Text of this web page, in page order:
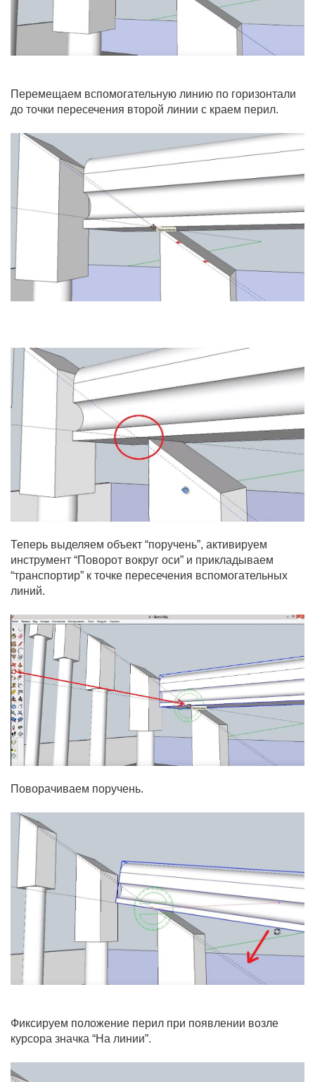
Перемещаем вспомогательную линию по горизонтали
до точки пересечения второй линии с краем перил.
Теперь выделяем объект “поручень”, активируем
инструмент “Поворот вокруг оси” и прикладываем
“транспортир” к точке пересечения вспомогательных
линий.
Поворачиваем поручень.
Фиксируем положение перил при появлении возле
курсора значка “На линии”.